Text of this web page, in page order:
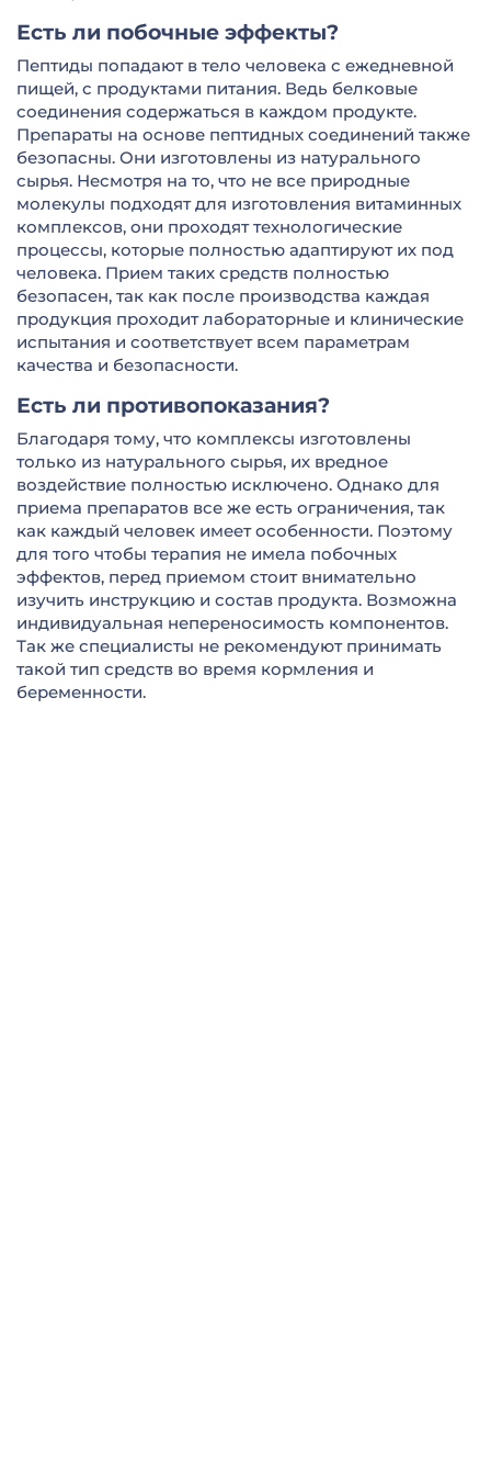
Есть ли побочные эффекты?
Пептиды попадают в тело человека с ежедневной
пищей, с продуктами питания. Ведь белковые
соединения содержаться в каждом продукте.
Препараты на основе пептидных соединений также
безопасны. Они изготовлены из натурального
сырья. Несмотря на то, что не все природные
молекулы подходят для изготовления витаминных
комплексов, они проходят технологические
процессы, которые полностью адаптируют их под
человека. Прием таких средств полностью
безопасен, так как после производства каждая
продукция проходит лабораторные и клинические
испытания и соответствует всем параметрам
качества и безопасности.
Есть ли противопоказания?
Благодаря тому, что комплексы изготовлены
только из натурального сырья, их вредное
воздействие полностью исключено. Однако для
приема препаратов все же есть ограничения, так
как каждый человек имеет особенности. Поэтому
для того чтобы терапия не имела побочных
эффектов, перед приемом стоит внимательно
изучить инструкцию и состав продукта. Возможна
индивидуальная непереносимость компонентов.
Так же специалисты не рекомендуют принимать
такой тип средств во время кормления и
беременности.